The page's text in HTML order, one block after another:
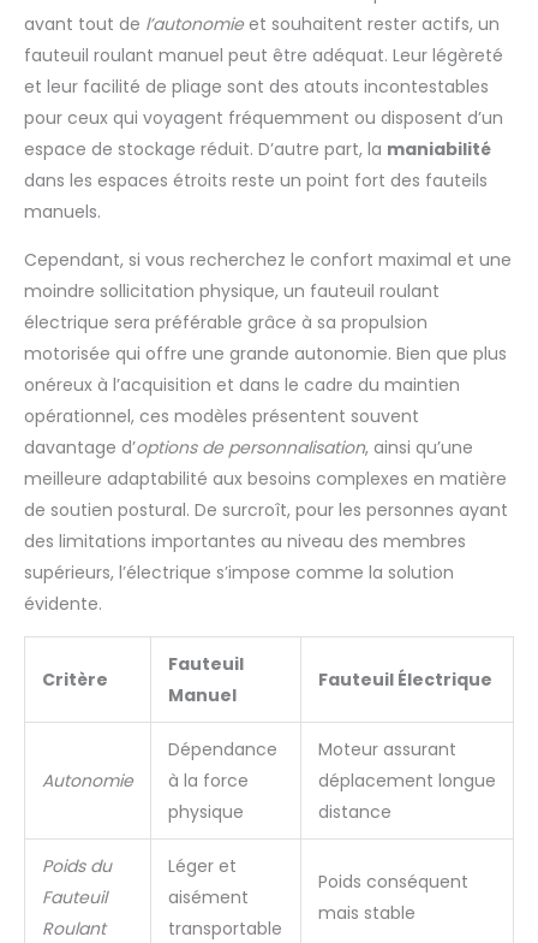
avant tout de l’autonomieet souhaitent rester actifs, un
fauteuil roulant manuel peut être adéquat. Leur légèreté
et leur facilité de pliage sont des atouts incontestables
pour ceux qui voyagent fréquemment ou disposent d’un
espace de stockage réduit. D’autre part, la maniabilité
dans les espaces étroits reste un point fort des fauteils
manuels.
Cependant, si vous recherchez le confort maximal et une
moindre sollicitation physique, un fauteuil roulant
électrique sera préférable grâce à sa propulsion
motorisée qui offre une grande autonomie. Bien que plus
onéreux à l’acquisition et dans le cadre du maintien
opérationnel, ces modèles présentent souvent
davantage d’options de personnalisation, ainsi qu’une
meilleure adaptabilité aux besoins complexes en matière
de soutien postural. De surcroît, pour les personnes ayant
des limitations importantes au niveau des membres
supérieurs, l’électrique s’impose comme la solution
évidente.
Critère
Fauteuil
Manuel
Fauteuil Électrique
Autonomie
Dépendance
à la force
physique
Moteur assurant
déplacement longue
distance
Poids du
Fauteuil
Roulant
Léger et
aisément
transportable
Poids conséquent
mais stable